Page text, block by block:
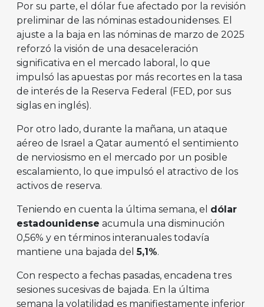
Por su parte, el dólar fue afectado por la revisión
preliminar de las nóminas estadounidenses. El
ajuste a la baja en las nóminas de marzo de 2025
reforzó la visión de una desaceleración
significativa en el mercado laboral, lo que
impulsó las apuestas por más recortes en la tasa
de interés de la Reserva Federal (FED, por sus
siglas en inglés).
Por otro lado, durante la mañana, un ataque
aéreo de Israel a Qatar aumentó el sentimiento
de nerviosismo en el mercado por un posible
escalamiento, lo que impulsó el atractivo de los
activos de reserva.
Teniendo en cuenta la última semana, el dólar
estadounidense acumula una disminución
0,56% y en términos interanuales todavía
mantiene una bajada del5,1%.
Con respecto a fechas pasadas, encadena tres
sesiones sucesivas de bajada. En la última
semana la volatilidad es manifiestamente inferior